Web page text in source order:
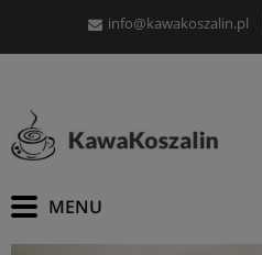
info@kawakoszalin.pl